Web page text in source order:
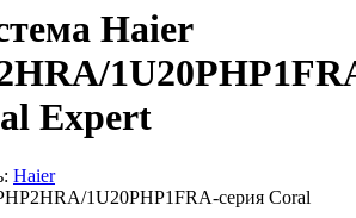
Haier
Expert
Haier
1U20PHP1FRA-серия Coral